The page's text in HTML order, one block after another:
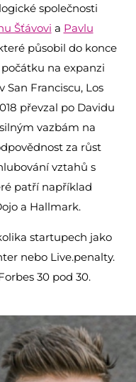
společnosti
Šťávovi a Pavlu
působil do konce
na expanzi
Franciscu, Los
převzal po Davidu
vazbám na
za růst
vztahů s
patří například
a Hallmark.
startupech jako
nebo Live.penalty.
30 pod 30.